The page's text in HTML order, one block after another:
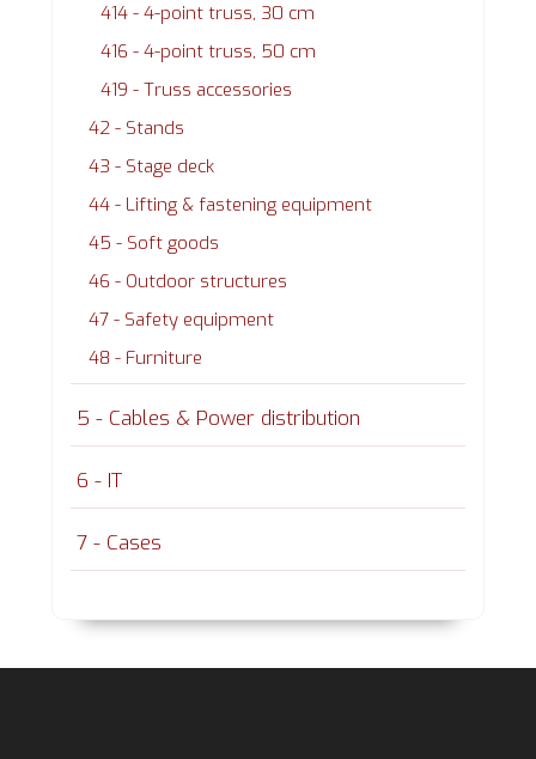
414 - 4-point truss, 30 cm
416 - 4-point truss, 50 cm
419 - Truss accessories
42 - Stands
43 - Stage deck
44 - Lifting & fastening equipment
45 - Soft goods
46 - Outdoor structures
47 - Safety equipment
48 - Furniture
5 - Cables & Power distribution
6 - IT
7 - Cases